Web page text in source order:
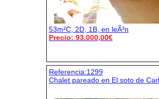
53m²C, 2D, 1B, en leÃ³n
Precio: 93.000,00€
Referencia:1299
Chalet pareado en El soto de